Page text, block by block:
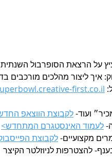
על הרצאת הסופרבול
איך ליצור מהלכים מורכבים
first.co.il./
ועוד- לקבוצת הווצאפ
לעמוד האינסטגרם המתחדש>
מקצועיים- לקבוצת
להצטרפות לניוזלטר הקיצר